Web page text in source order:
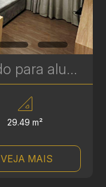
Apartamento mobiliado para alugar no Batel – 1 Quarto - 29m² | Ref. 1828
29.49 m²
VEJA MAIS